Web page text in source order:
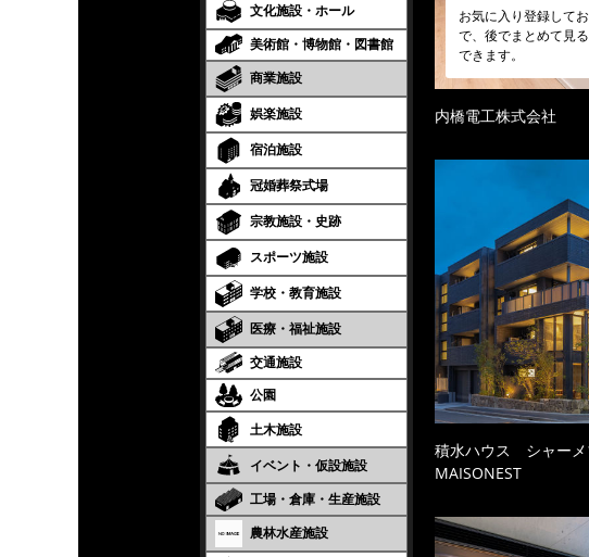
文化施設・ホール
美術館・博物館・図書館
商業施設
娯楽施設
宿泊施設
冠婚葬祭式場
宗教施設・史跡
スポーツ施設
学校・教育施設
医療・福祉施設
交通施設
公園
土木施設
イベント・仮設施設
工場・倉庫・生産施設
農林水産施設
お気に入り登録して
で、後でまとめて見
できます。
内橋電工株式会社
積水ハウス シャー
MAISONEST